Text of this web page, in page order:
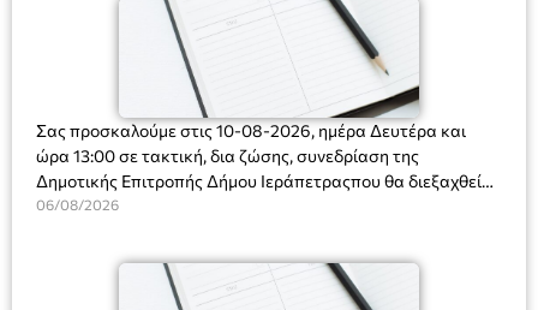
Σας προσκαλούμε στις 10-08-2026, ημέρα Δευτέρα και
ώρα 13:00 σε τακτική, δια ζώσης, συνεδρίαση της
Δημοτικής Επιτροπής Δήμου Ιεράπετραςπου θα διεξαχθεί
στο Δημοτικό Κατάστημα, Δημοκρατίας 31 στην αίθουσα
και λήψη αποφάσεων στα παρακάτω θέματα:
06/08/2026